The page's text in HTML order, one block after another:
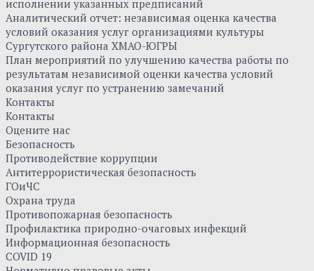
исполнении указанных предписаний
Аналитический отчет: независимая оценка качества
условий оказания услуг организациями культуры
Сургутского района ХМАО-ЮГРЫ
План мероприятий по улучшению качества работы по
результатам независимой оценки качества условий
оказания услуг по устранению замечаний
Контакты
Контакты
Оцените нас
Безопасность
Противодействие коррупции
Антитеррористическая безопасность
ГОиЧС
Охрана труда
Противопожарная безопасность
Профилактика природно-очаговых инфекций
Информационная безопасность
COVID 19